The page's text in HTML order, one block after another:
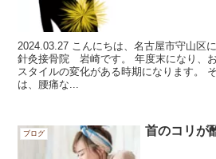
2024.03.27 こんにちは、名古屋市守山区
針灸接骨院 岩崎です。 年度末になり、
スタイルの変化がある時期になります。
は、腰痛な...
ブログ 首のコリが